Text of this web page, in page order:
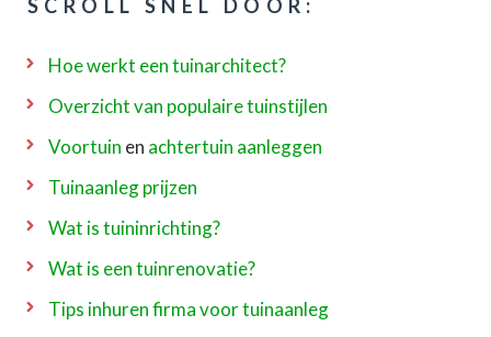
SCROLL SNEL DOOR:
Hoe werkt een tuinarchitect?
Overzicht van populaire tuinstijlen
Voortuin en achtertuin aanleggen
Tuinaanleg prijzen
Wat is tuininrichting?
Wat is een tuinrenovatie?
Tips inhuren firma voor tuinaanleg